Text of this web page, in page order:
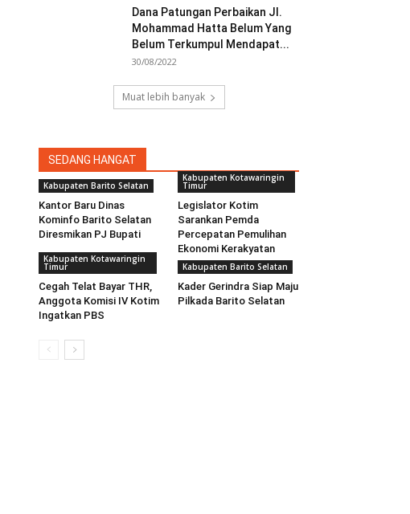
Dana Patungan Perbaikan Jl.
Mohammad Hatta Belum Yang
Belum Terkumpul Mendapat...
30/08/2022
Muat lebih banyak
SEDANG HANGAT
Kabupaten Barito Selatan
Kantor Baru Dinas
Kominfo Barito Selatan
Diresmikan PJ Bupati
Kabupaten Kotawaringin
Timur
Legislator Kotim
Sarankan Pemda
Percepatan Pemulihan
Ekonomi Kerakyatan
Kabupaten Kotawaringin
Timur
Cegah Telat Bayar THR,
Anggota Komisi IV Kotim
Ingatkan PBS
Kabupaten Barito Selatan
Kader Gerindra Siap Maju
Pilkada Barito Selatan